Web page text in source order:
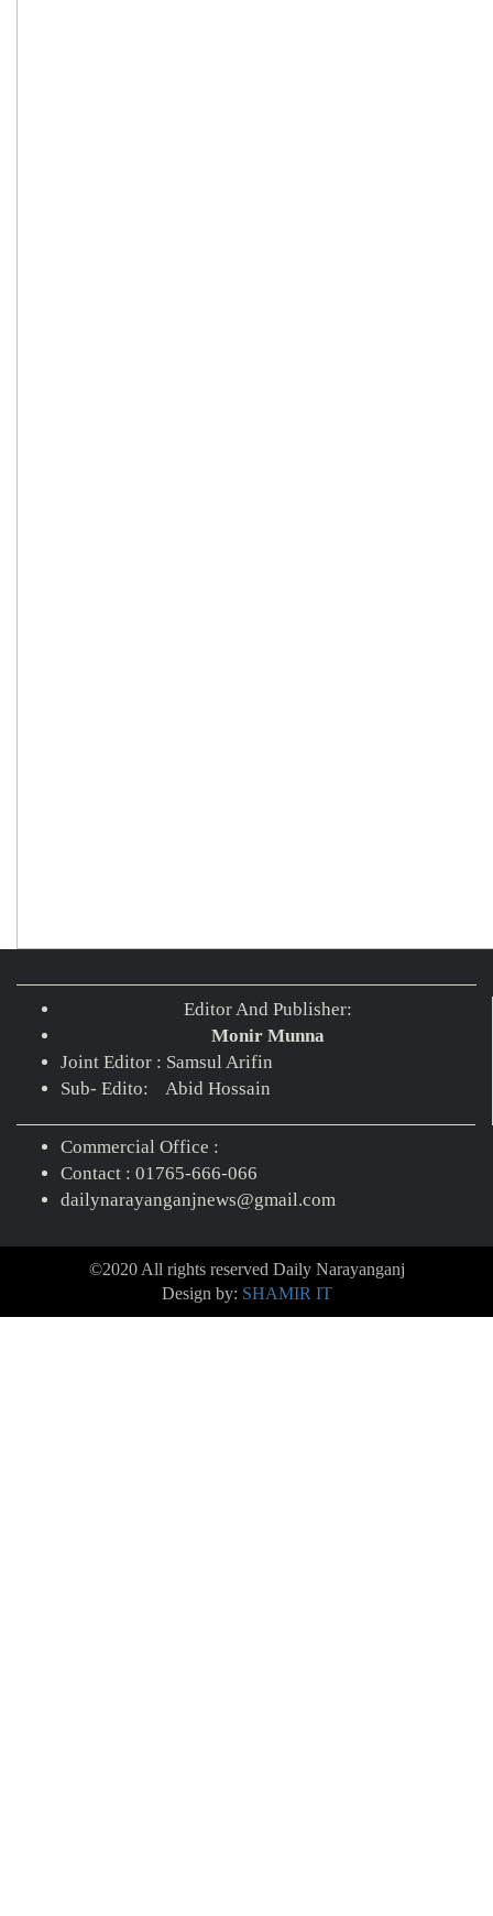
Editor And Publisher:
Monir Munna
Joint Editor : Samsul Arifin
Sub- Edito: Abid Hossain
Commercial Office :
Contact : 01765-666-066
dailynarayanganjnews@gmail.com
©2020 All rights reserved Daily Narayanganj
Design by: SHAMIR IT